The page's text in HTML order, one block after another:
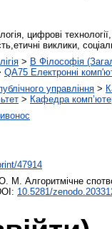
цифрові
виклики,
> B Філософія
QA75 Електронні
управління >
> Кафедра
47914
М. Алгоритмічне
10.5281/